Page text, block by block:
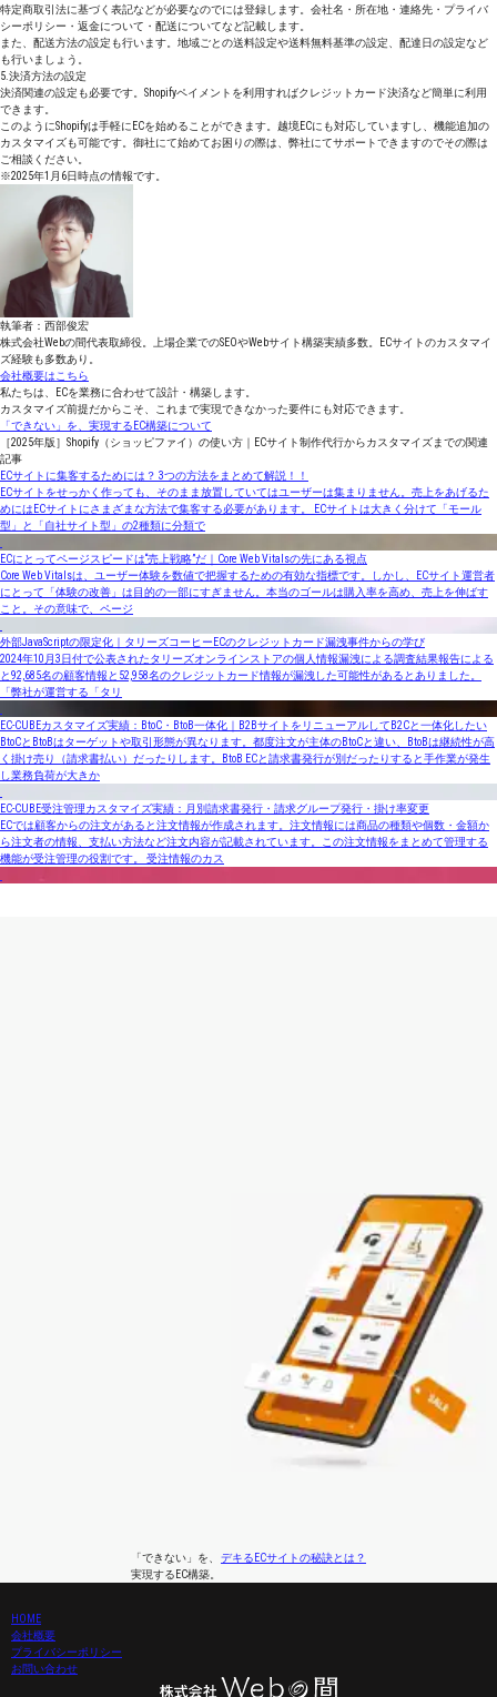
特定商取引法に基づく表記などが必要なのでには登録します。会社名・所在地・連絡先・プライバ
シーポリシー・返金について・配送についてなど記載します。
また、配送方法の設定も行います。地域ごとの送料設定や送料無料基準の設定、配達日の設定など
も行いましょう。
5.決済方法の設定
決済関連の設定も必要です。Shopifyペイメントを利用すればクレジットカード決済など簡単に利用
できます。
このようにShopifyは手軽にECを始めることができます。越境ECにも対応していますし、機能追加の
カスタマイズも可能です。御社にて始めてお困りの際は、弊社にてサポートできますのでその際は
ご相談ください。
※2025年1月6日時点の情報です。
執筆者：西部俊宏
株式会社Webの間代表取締役。上場企業でのSEOやWebサイト構築実績多数。ECサイトのカスタマイ
ズ経験も多数あり。
会社概要はこちら
私たちは、ECを業務に合わせて設計・構築します。
カスタマイズ前提だからこそ、これまで実現できなかった要件にも対応できます。
「できない」を、実現するEC構築について
［2025年版］Shopify（ショッピファイ）の使い方｜ECサイト制作代行からカスタマイズまでの関連
記事
ECサイトに集客するためには？ 3つの方法をまとめて解説！！
ECサイトをせっかく作っても、そのまま放置していてはユーザーは集まりません。売上をあげるた
めにはECサイトにさまざまな方法で集客する必要があります。 ECサイトは大きく分けて「モール
型」と「自社サイト型」の2種類に分類で
ECにとってページスピードは“売上戦略”だ｜Core Web Vitalsの先にある視点
Core Web Vitalsは、ユーザー体験を数値で把握するための有効な指標です。しかし、ECサイト運営者
にとって「体験の改善」は目的の一部にすぎません。本当のゴールは購入率を高め、売上を伸ばす
こと。その意味で、ページ
外部JavaScriptの限定化｜タリーズコーヒーECのクレジットカード漏洩事件からの学び
2024年10月3日付で公表されたタリーズオンラインストアの個人情報漏洩による調査結果報告による
と92,685名の顧客情報と52,958名のクレジットカード情報が漏洩した可能性があるとありました。
「弊社が運営する「タリ
EC-CUBEカスタマイズ実績：BtoC・BtoB一体化｜B2BサイトをリニューアルしてB2Cと一体化したい
BtoCとBtoBはターゲットや取引形態が異なります。都度注文が主体のBtoCと違い、BtoBは継続性が高
く掛け売り（請求書払い）だったりします。BtoB ECと請求書発行が別だったりすると手作業が発生
し業務負荷が大きか
EC-CUBE受注管理カスタマイズ実績：月別請求書発行・請求グループ発行・掛け率変更
ECでは顧客からの注文があると注文情報が作成されます。注文情報には商品の種類や個数・金額か
ら注文者の情報、支払い方法など注文内容が記載されています。この注文情報をまとめて管理する
機能が受注管理の役割です。 受注情報のカス
「できない」 を、
実現するEC構築。
デキるECサイトの秘訣とは？
HOME
会社概要
プライバシーポリシー
お問い合わせ